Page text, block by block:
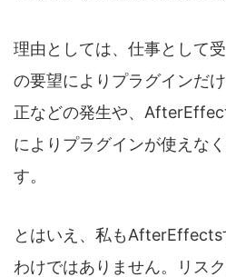
理由としては、仕事として
の要望によりプラグインだ
正などの発生や、
によりプラグインが使えな
す。
とはいえ、私もAfterEffects
わけではありません。リス